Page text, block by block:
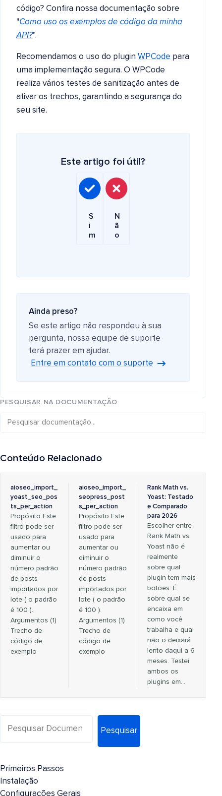
código? Confira nossa documentação sobre
"Como uso os exemplos de código da minha
API?".
Recomendamos o uso do plugin WPCode para
uma implementação segura. O WPCode
realiza vários testes de sanitização antes de
ativar os trechos, garantindo a segurança do
seu site.
Este artigo foi útil?
S
i
m
N
ã
o
Ainda preso?
Se este artigo não respondeu à sua
pergunta, nossa equipe de suporte
terá prazer em ajudar.
Entre em contato com o suporte
PESQUISAR NA DOCUMENTAÇÃO
Conteúdo Relacionado
aioseo_import_
yoast_seo_pos
ts_per_action
Propósito Este
filtro pode ser
usado para
aumentar ou
diminuir o
número padrão
de posts
importados por
lote ( o padrão
é 100 ).
Argumentos (1)
Trecho de
código de
exemplo
aioseo_import_
seopress_post
s_per_action
Propósito Este
filtro pode ser
usado para
aumentar ou
diminuir o
número padrão
de posts
importados por
lote ( o padrão
é 100 ).
Argumentos (1)
Trecho de
código de
exemplo
Rank Math vs.
Yoast: Testado
e Comparado
para 2026
Escolher entre
Rank Math vs.
Yoast não é
realmente
sobre qual
plugin tem mais
botões. É
sobre qual se
encaixa em
como você
trabalha e qual
não o deixará
lento daqui a 6
meses. Testei
ambos os
plugins em...
Pesquisar
Primeiros Passos
Instalação
Configurações Gerais